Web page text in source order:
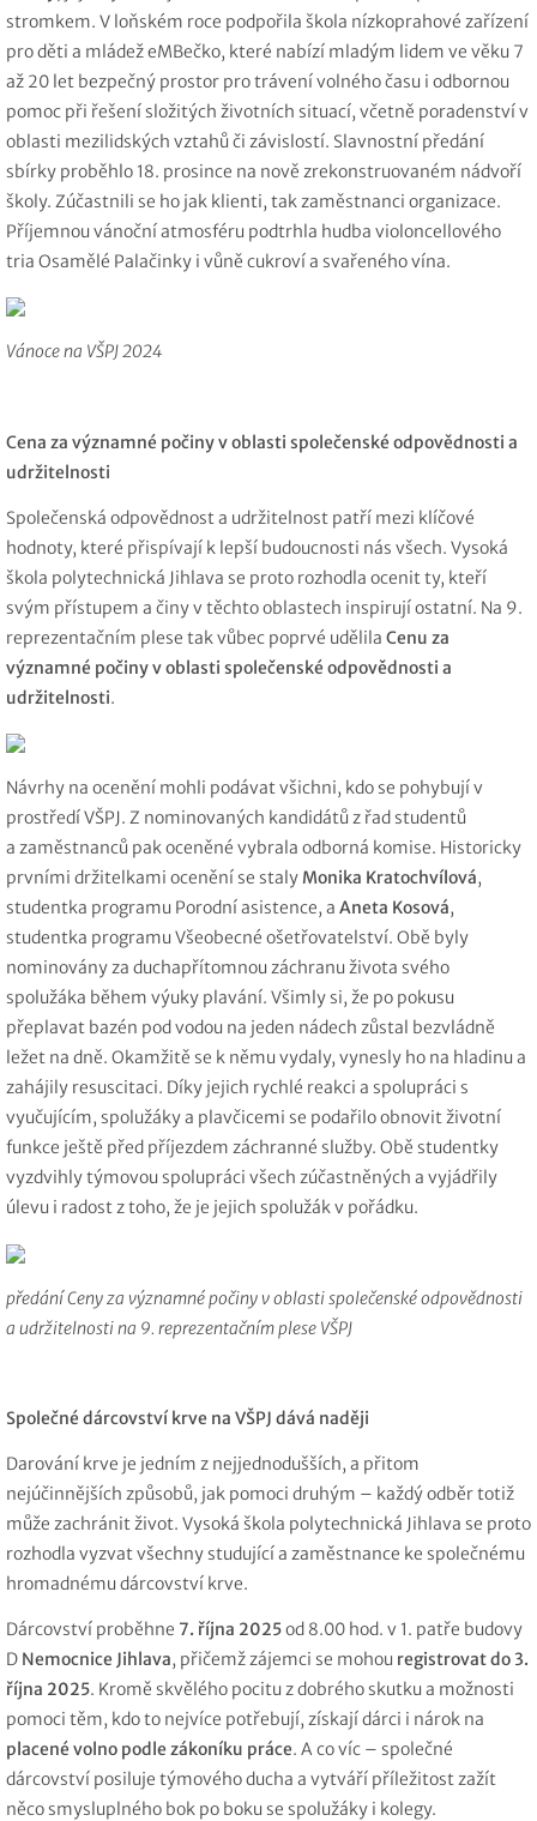
stromkem. V loňském roce podpořila škola nízkoprahové zařízení
pro děti a mládež eMBečko, které nabízí mladým lidem ve věku 7
až 20 let bezpečný prostor pro trávení volného času i odbornou
pomoc při řešení složitých životních situací, včetně poradenství v
oblasti mezilidských vztahů či závislostí. Slavnostní předání
sbírky proběhlo 18. prosince na nově zrekonstruovaném nádvoří
školy. Zúčastnili se ho jak klienti, tak zaměstnanci organizace.
Příjemnou vánoční atmosféru podtrhla hudba violoncellového
tria Osamělé Palačinky i vůně cukroví a svařeného vína.
Vánoce na VŠPJ 2024
Cena za významné počiny v oblasti společenské odpovědnosti a
udržitelnosti
Společenská odpovědnost a udržitelnost patří mezi klíčové
hodnoty, které přispívají k lepší budoucnosti nás všech. Vysoká
škola polytechnická Jihlava se proto rozhodla ocenit ty, kteří
svým přístupem a činy v těchto oblastech inspirují ostatní. Na 9.
reprezentačním plese tak vůbec poprvé udělila Cenu za
významné počiny v oblasti společenské odpovědnosti a
udržitelnosti.
Návrhy na ocenění mohli podávat všichni, kdo se pohybují v
prostředí VŠPJ. Z nominovaných kandidátů z řad studentů
a zaměstnanců pak oceněné vybrala odborná komise. Historicky
prvními držitelkami ocenění se staly Monika Kratochvílová,
studentka programu Porodní asistence, a Aneta Kosová,
studentka programu Všeobecné ošetřovatelství. Obě byly
nominovány za duchapřítomnou záchranu života svého
spolužáka během výuky plavání. Všimly si, že po pokusu
přeplavat bazén pod vodou na jeden nádech zůstal bezvládně
ležet na dně. Okamžitě se k němu vydaly, vynesly ho na hladinu a
zahájily resuscitaci. Díky jejich rychlé reakci a spolupráci s
vyučujícím, spolužáky a plavčicemi se podařilo obnovit životní
funkce ještě před příjezdem záchranné služby. Obě studentky
vyzdvihly týmovou spolupráci všech zúčastněných a vyjádřily
úlevu i radost z toho, že je jejich spolužák v pořádku.
předání Ceny za významné počiny v oblasti společenské odpovědnosti
a udržitelnosti na 9. reprezentačním plese VŠPJ
Společné dárcovství krve na VŠPJ dává naději
Darování krve je jedním z nejjednodušších, a přitom
nejúčinnějších způsobů, jak pomoci druhým – každý odběr totiž
může zachránit život. Vysoká škola polytechnická Jihlava se proto
rozhodla vyzvat všechny studující a zaměstnance ke společnému
hromadnému dárcovství krve.
Dárcovství proběhne 7. října 2025od 8.00 hod. v 1. patře budovy
D Nemocnice Jihlava, přičemž zájemci se mohou registrovat do 3.
října 2025. Kromě skvělého pocitu z dobrého skutku a možnosti
pomoci těm, kdo to nejvíce potřebují, získají dárci i nárok na
placené volno podle zákoníku práce. A co víc – společné
dárcovství posiluje týmového ducha a vytváří příležitost zažít
něco smysluplného bok po boku se spolužáky i kolegy.